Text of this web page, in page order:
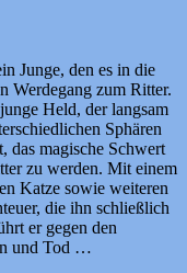
Junge, den es in die
Werdegang zum Ritter.
Held, der langsam
Sphären
das magische Schwert
zu werden. Mit einem
Katze sowie weiteren
die ihn schließlich
er gegen den
und Tod …